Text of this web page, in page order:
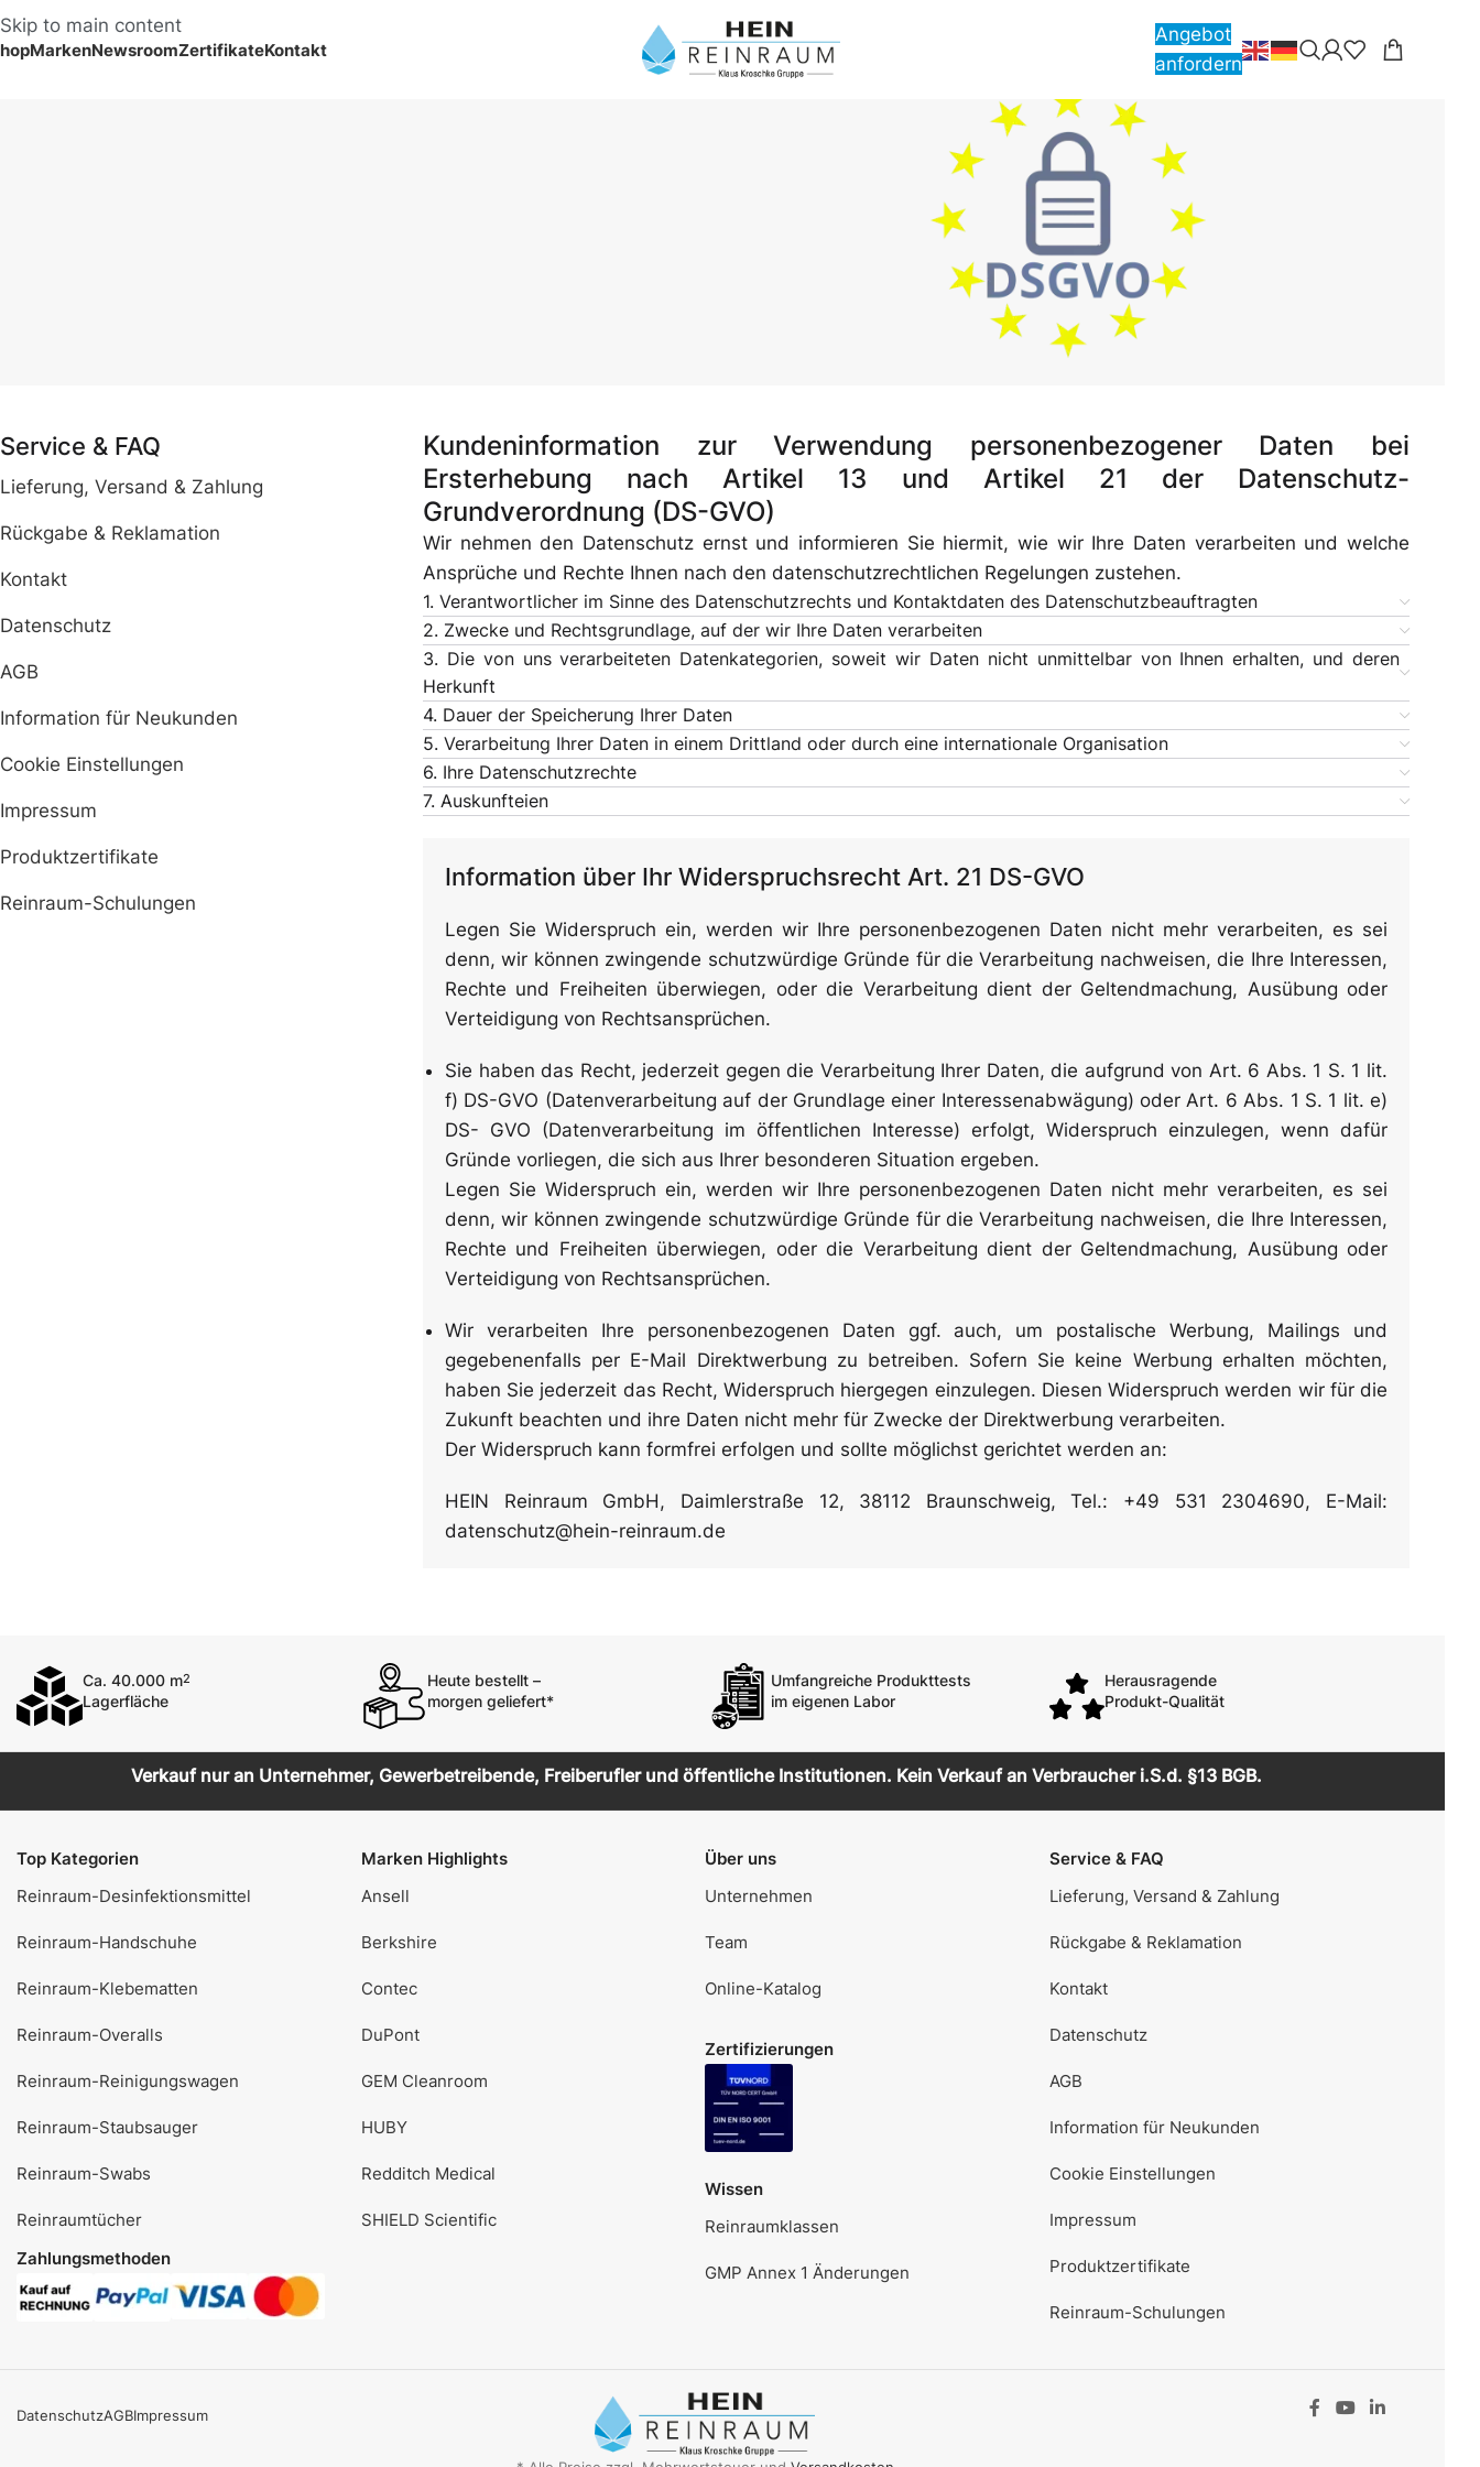
Skip to main content
Atem- &
Mundschutz
Ärmelschoner
Überschuhe
Mehrweg-
Bekleidung
MarkenNewsroomZertifikateKontakt
Angebot
anfordern
Information für Neukunden
Service & FAQ
Lieferung, Versand & Zahlung
Rückgabe & Reklamation
Kontakt
Datenschutz
AGB
Information für Neukunden
Cookie Einstellungen
Impressum
Produktzertifikate
Reinraum-Schulungen
Kundeninformation zur Verwendung personenbezogener Daten bei
Ersterhebung nach Artikel 13 und Artikel 21 der Datenschutz-
Grundverordnung (DS-GVO)
Wir nehmen den Datenschutz ernst und informieren Sie hiermit, wie wir Ihre Daten verarbeiten und welche
Ansprüche und Rechte Ihnen nach den datenschutzrechtlichen Regelungen zustehen.
1. Verantwortlicher im Sinne des Datenschutzrechts und Kontaktdaten des Datenschutzbeauftragten
2. Zwecke und Rechtsgrundlage, auf der wir Ihre Daten verarbeiten
3. Die von uns verarbeiteten Datenkategorien, soweit wir Daten nicht unmittelbar von Ihnen erhalten, und deren
Herkunft
4. Dauer der Speicherung Ihrer Daten
5. Verarbeitung Ihrer Daten in einem Drittland oder durch eine internationale Organisation
6. Ihre Datenschutzrechte
7. Auskunfteien
Information über Ihr Widerspruchsrecht Art. 21 DS-GVO
Legen Sie Widerspruch ein, werden wir Ihre personenbezogenen Daten nicht mehr verarbeiten, es sei
denn, wir können zwingende schutzwürdige Gründe für die Verarbeitung nachweisen, die Ihre Interessen,
Rechte und Freiheiten überwiegen, oder die Verarbeitung dient der Geltendmachung, Ausübung oder
Verteidigung von Rechtsansprüchen.
Sie haben das Recht, jederzeit gegen die Verarbeitung Ihrer Daten, die aufgrund von Art. 6 Abs. 1 S. 1 lit.
f) DS-GVO (Datenverarbeitung auf der Grundlage einer Interessenabwägung) oder Art. 6 Abs. 1 S. 1 lit. e)
DS- GVO (Datenverarbeitung im öffentlichen Interesse) erfolgt, Widerspruch einzulegen, wenn dafür
Gründe vorliegen, die sich aus Ihrer besonderen Situation ergeben.
Legen Sie Widerspruch ein, werden wir Ihre personenbezogenen Daten nicht mehr verarbeiten, es sei
denn, wir können zwingende schutzwürdige Gründe für die Verarbeitung nachweisen, die Ihre Interessen,
Rechte und Freiheiten überwiegen, oder die Verarbeitung dient der Geltendmachung, Ausübung oder
Verteidigung von Rechtsansprüchen.
Wir verarbeiten Ihre personenbezogenen Daten ggf. auch, um postalische Werbung, Mailings und
gegebenenfalls per E-Mail Direktwerbung zu betreiben. Sofern Sie keine Werbung erhalten möchten,
haben Sie jederzeit das Recht, Widerspruch hiergegen einzulegen. Diesen Widerspruch werden wir für die
Zukunft beachten und ihre Daten nicht mehr für Zwecke der Direktwerbung verarbeiten.
Der Widerspruch kann formfrei erfolgen und sollte möglichst gerichtet werden an:
HEIN Reinraum GmbH, Daimlerstraße 12, 38112 Braunschweig, Tel.: +49 531 2304690, E-Mail:
datenschutz@hein-reinraum.de
Ca. 40.000 m2
Lagerfläche
Heute bestellt –
morgen geliefert*
Umfangreiche Produkttests
im eigenen Labor
Herausragende
Produkt-Qualität
Verkauf nur an Unternehmer, Gewerbetreibende, Freiberufler und öffentliche Institutionen. Kein Verkauf an Verbraucher i.S.d. §13 BGB.
Top Kategorien
Reinraum-Desinfektionsmittel
Reinraum-Handschuhe
Reinraum-Klebematten
Reinraum-Overalls
Reinraum-Reinigungswagen
Reinraum-Staubsauger
Reinraum-Swabs
Reinraumtücher
Zahlungsmethoden
Marken Highlights
Ansell
Berkshire
Contec
DuPont
GEM Cleanroom
HUBY
Redditch Medical
SHIELD Scientific
Über uns
Unternehmen
Team
Online-Katalog
Zertifizierungen
Wissen
Reinraumklassen
GMP Annex 1 Änderungen
Service & FAQ
Lieferung, Versand & Zahlung
Rückgabe & Reklamation
Kontakt
Datenschutz
AGB
Information für Neukunden
Cookie Einstellungen
Impressum
Produktzertifikate
Reinraum-Schulungen
DatenschutzAGBImpressum